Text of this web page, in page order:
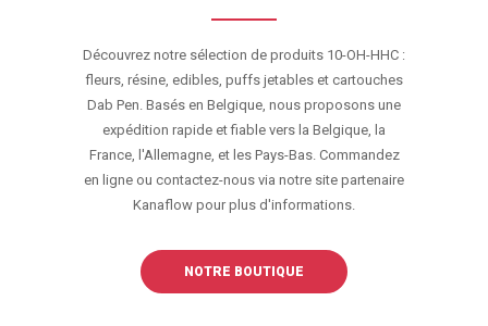
Découvrez notre sélection de produits 10-OH-HHC :
fleurs, résine, edibles, puffs jetables et cartouches
Dab Pen. Basés en Belgique, nous proposons une
expédition rapide et fiable vers la Belgique, la
France, l'Allemagne, et les Pays-Bas. Commandez
en ligne ou contactez-nous via notre site partenaire
Kanaflow pour plus d'informations.
NOTRE BOUTIQUE